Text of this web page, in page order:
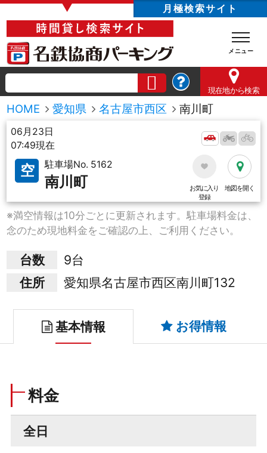
▼ 月極検索サイト
現在地から検索
HOME 愛知県 名古屋市西区 南川町
06月23日
07:49現在
空 駐車場No. 5162
南川町
お気に入り
登録
地図を開く
※満空情報は10分ごとに更新されます。駐車場料金は、
念のため現地料金をご確認の上、ご利用ください。
台数
9台
住所
愛知県名古屋市西区南川町132
基本情報 お得情報
料金
全日